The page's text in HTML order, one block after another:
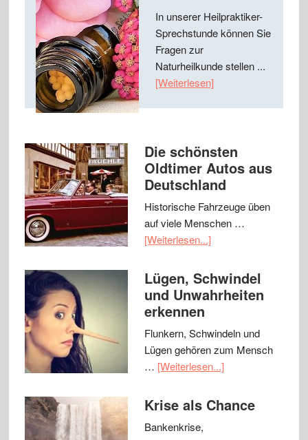
In unserer Heilpraktiker-
Sprechstunde können Sie
Fragen zur
Naturheilkunde stellen ...
[Weiterlesen]
Die schönsten
Oldtimer Autos aus
Deutschland
Historische Fahrzeuge üben
auf viele Menschen …
[Weiterlesen...]
Lügen, Schwindel
und Unwahrheiten
erkennen
Flunkern, Schwindeln und
Lügen gehören zum Mensch
… [Weiterlesen...]
Krise als Chance
Bankenkrise,